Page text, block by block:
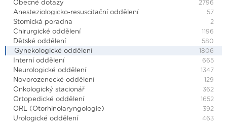
Obecné dotazy 2796
Anesteziologicko-resuscitační oddělení 57
Stomická poradna 2
Chirurgické oddělení 1196
Dětské oddělení 580
Gynekologické oddělení 1806
Interní oddělení 665
Neurologické oddělení 1347
Novorozenecké oddělení 129
Onkologický stacionář 362
Ortopedické oddělení 1652
ORL (Otorhinolaryngologie) 392
Urologické oddělení 463